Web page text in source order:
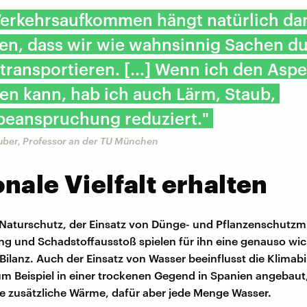
hängt natürlich
dass wir wie wahnsinnig Sachen
[...] Wenn ich den
kann, hab ich auch Lärm, Staub,
reduziert."
Professor an der TU München
Vielfalt erhalten
der Einsatz von Dünge- und
und Schadstoffausstoß spielen für ihn eine genauso
Auch der Einsatz von Wasser beeinflusst die
Beispiel in einer trockenen Gegend in Spanien
zusätzliche Wärme, dafür aber jede Menge Wasser.